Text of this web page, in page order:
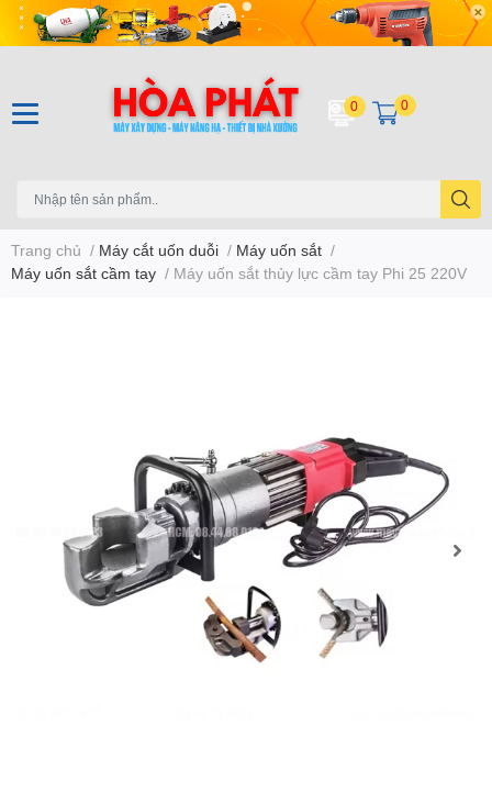
0 0
Trang chủ / Máy cắt uốn duỗi / Máy uốn sắt /
Máy uốn sắt cầm tay / Máy uốn sắt thủy lực cầm tay Phi 25 220V